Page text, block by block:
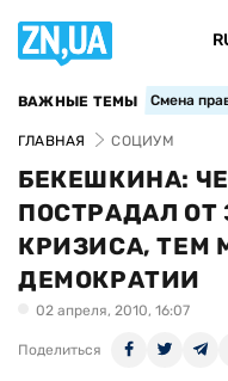
ВАЖНЫЕ ТЕМЫ Смена
ГЛАВНАЯ СОЦИУМ
БЕКЕШКИНА:
ПОСТРАДАЛ ОТ
КРИЗИСА, ТЕМ
ДЕМОКРАТИИ
02 апреля, 2010, 16:07
Поделиться